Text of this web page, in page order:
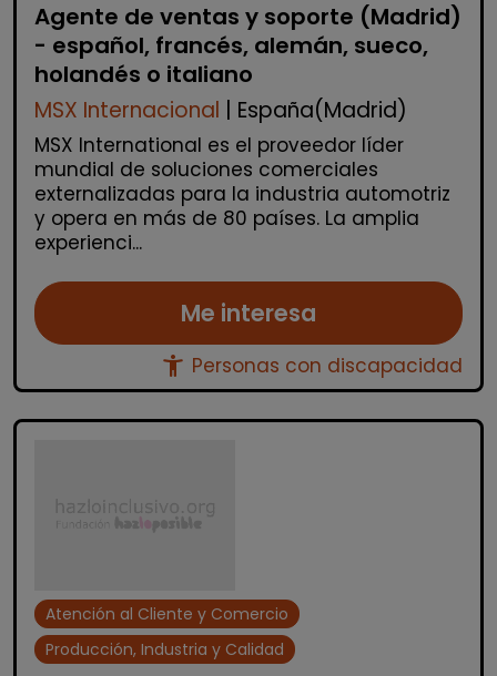
Agente de ventas y soporte (Madrid)
- español, francés, alemán, sueco,
holandés o italiano
MSX Internacional | España(Madrid)
MSX International es el proveedor líder
mundial de soluciones comerciales
externalizadas para la industria automotriz
y opera en más de 80 países. La amplia
experienci...
Me interesa
accessibility_new Personas con discapacidad
Atención al Cliente y Comercio
Producción, Industria y Calidad